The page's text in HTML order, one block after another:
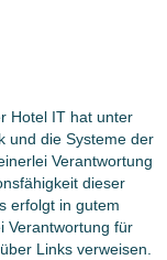
Hotel IT hat unter
und die Systeme der
Verantwortung
dieser
erfolgt in gutem
Verantwortung für
Links verweisen.